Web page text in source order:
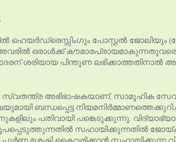
ഹെയർഡ്രെസ്സിംഗും പോസ്റ്റൽ ജോലിയും
ഒരാൾക്ക് കൗമാരപ്രായമാകുന്നതുവരെ
ശരിയായ പിന്തുണ ലഭിക്കാത്തതിനാൽ
അഭിഭാഷകയാണ്, സാമൂഹിക
ബന്ധപ്പെട്ട
പതിവായി പങ്കെടുക്കുന്നു.
സഹായിക്കുന്നതിൽ